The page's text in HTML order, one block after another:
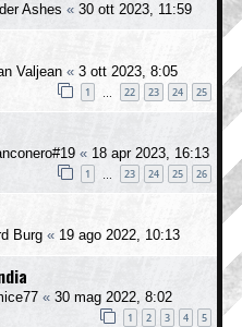
Ashes « 30 ott 2023, 11:59
Valjean « 3 ott 2023, 8:05
1 22 23 24 25
« 18 apr 2023, 16:13
1 23 24 25 26
Burg « 19 ago 2022, 10:13
« 30 mag 2022, 8:02
1 2 3 4 5